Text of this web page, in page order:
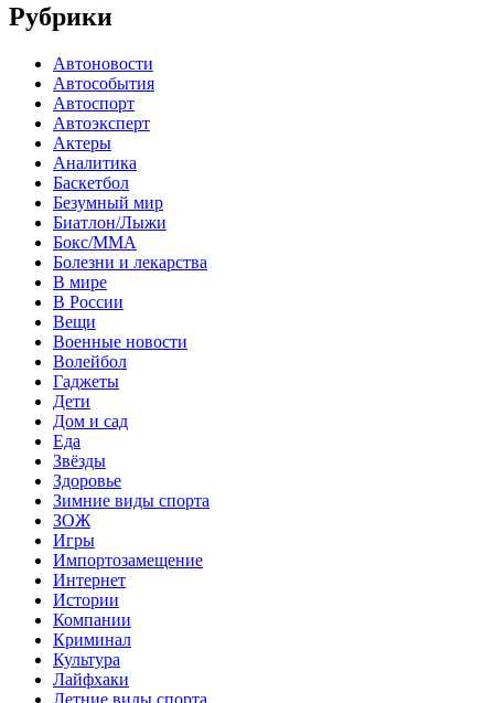
Рубрики
Автоновости
Автособытия
Автоспорт
Автоэксперт
Актеры
Аналитика
Баскетбол
Безумный мир
Биатлон/Лыжи
Бокс/MMA
Болезни и лекарства
В мире
В России
Вещи
Военные новости
Волейбол
Гаджеты
Дети
Дом и сад
Еда
Звёзды
Здоровье
Зимние виды спорта
ЗОЖ
Игры
Импортозамещение
Интернет
Истории
Компании
Криминал
Культура
Лайфхаки
Летние виды спорта